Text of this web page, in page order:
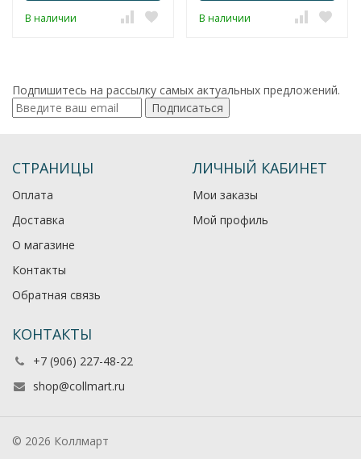
В наличии В наличии
Подпишитесь на рассылку самых актуальных предложений.
Подписаться
СТРАНИЦЫ
Оплата
Доставка
О магазине
Контакты
Обратная связь
ЛИЧНЫЙ КАБИНЕТ
Мои заказы
Мой профиль
КОНТАКТЫ
+7 (906) 227-48-22
shop@collmart.ru
© 2026 Коллмарт